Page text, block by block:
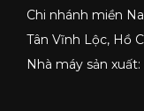
Chi nhánh miền
Tân Vĩnh Lộc, Hồ
Nhà máy sản